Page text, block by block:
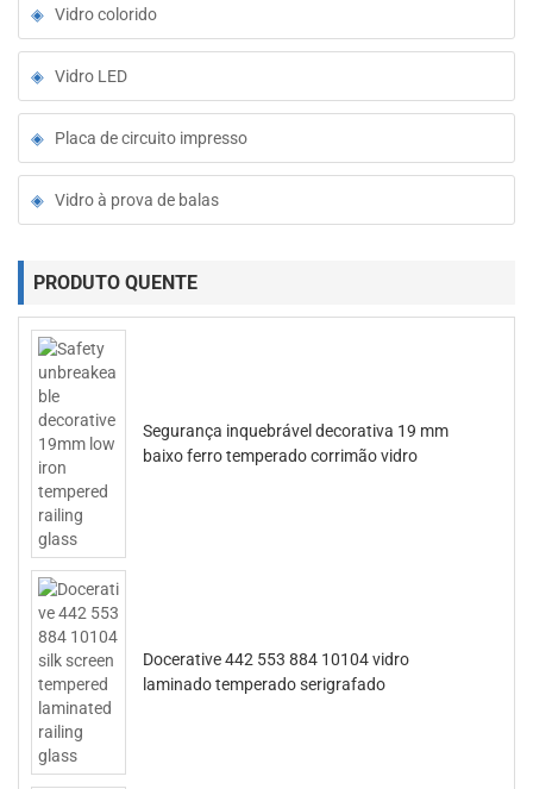
Vidro colorido
Vidro LED
Placa de circuito impresso
Vidro à prova de balas
PRODUTO QUENTE
Segurança inquebrável decorativa 19 mm
baixo ferro temperado corrimão vidro
Docerative 442 553 884 10104 vidro
laminado temperado serigrafado